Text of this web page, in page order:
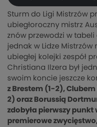
Sturm do Ligi Mistrzów
ubiegłoroczny mistrz
znów przewodzi w
jednak w Lidze Mistrzów
ubiegłej kolejki zespół
Christiana Ilzera był
swoim koncie jeszcze
z Brestem (1-2),
2) oraz Borussią
zdobyła pierwszy punkt
premierowe